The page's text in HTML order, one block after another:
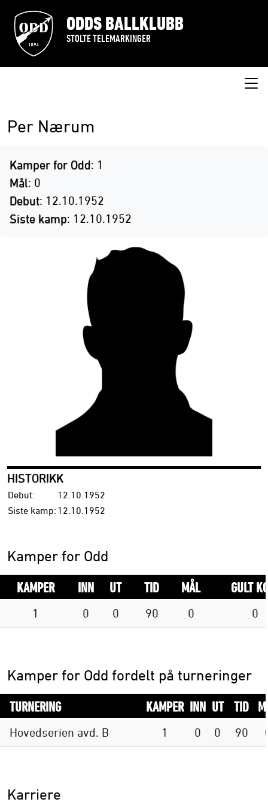
ODDS BALLKLUBB
STOLTE TELEMARKINGER
Per Nærum
Kamper for Odd: 1
Mål: 0
Debut: 12.10.1952
Siste kamp: 12.10.1952
Kamper for Odd
KAMPER INN UT TID MÅL GULT
1 0 0 90 0 0
Kamper for Odd fordelt på turneringer
TURNERING KAMPER INN UT TID
Hovedserien avd. B 1 0 0 90
Karriere
HISTORIKK
Debut:
12.10.1952
Siste kamp: 12.10.1952